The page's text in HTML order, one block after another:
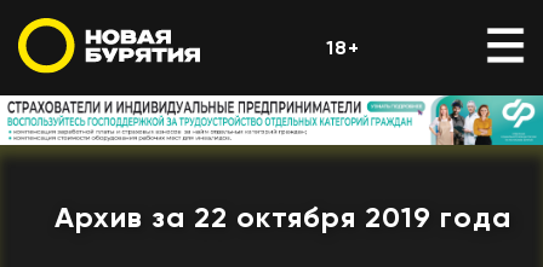
18+
Архив за 22 октября 2019 года